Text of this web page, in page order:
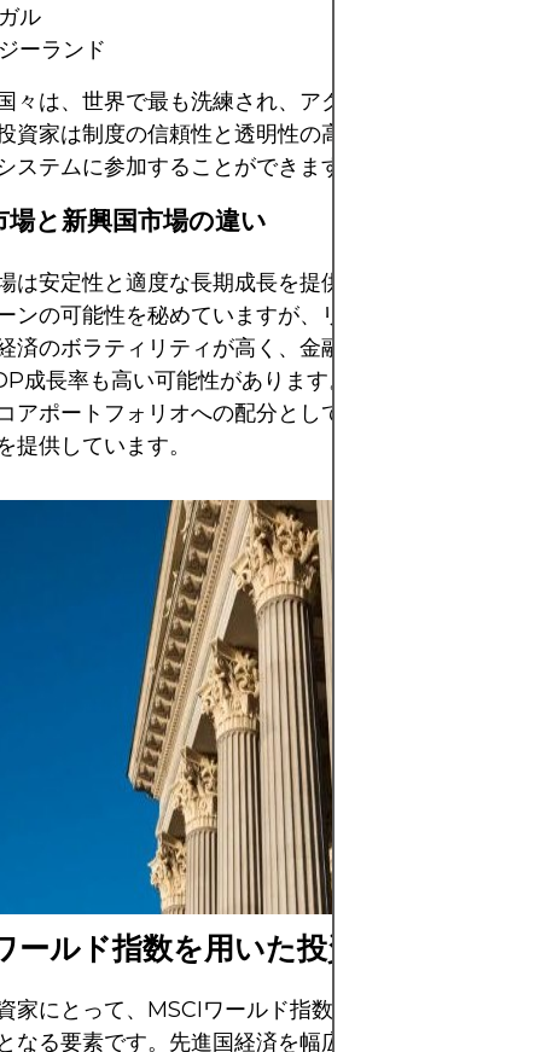
ル
ーランド
々は、世界で最も洗練され、アクセスしやすい資本
資家は制度の信頼性と透明性の高いガバナンスで知
ステムに参加することができます。
場と新興国市場の違い
は安定性と適度な長期成長を提供する一方、新興国
ンの可能性を秘めていますが、リスクも高くなりま
済のボラティリティが高く、金融市場が未成熟なこ
成長率も高い可能性があります。一方、先進国市場
アポートフォリオへの配分として魅力的だと感じる
提供しています。
ールド指数を用いた投資戦略
家にとって、MSCIワールド指数は長期分散投資ポー
なる要素です。先進国経済を幅広くカバーしている